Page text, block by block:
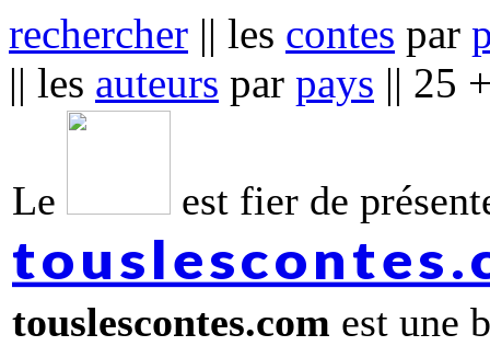
rechercher || les contes par
|| les auteurs par pays || 25
Le est fier de
touslescontes.com est une